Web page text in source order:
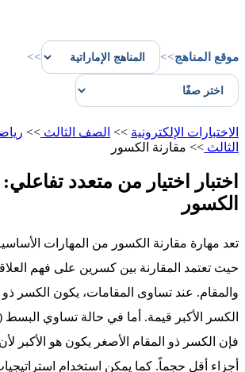
موقع المناهج>>
>>
الاختبارات الإلكترونية >> الصف الثالث >>
الثالث >> مقارنة الكسور
اختبار اختيار من متعدد تفاعلي:
الكسور
تعد مهارة مقارنة الكسور من المهارات
حيث تعتمد المقارنة بين كسرين على فهم
والمقام. عند تساوى المقامات، يكون الكسر ذو
الكسر الأكبر قيمة. أما في حالة تساوي البسط
فإن الكسر ذو المقام الأصغر يكون هو الأكبر
أجزاء أقل حجماً. كما يمكن استخدام